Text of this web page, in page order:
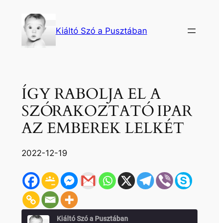
tartalomhoz
Kiáltó Szó a Pusztában
ÍGY RABOLJA EL A
SZÓRAKOZTATÓ IPAR
AZ EMBEREK LELKÉT
2022-12-19
Kiáltó Szó a Pusztában